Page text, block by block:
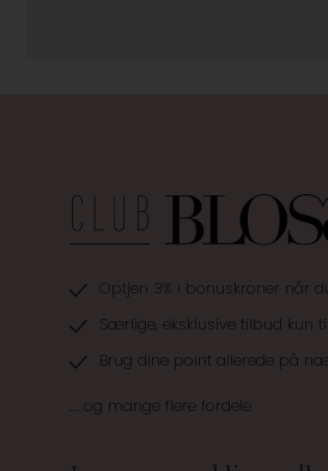
Optjen 3% i bonuskroner når
Særlige, eksklusive tilbud kun
Brug dine point allerede på
.... og mange flere fordele